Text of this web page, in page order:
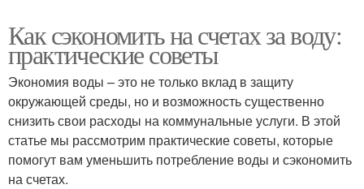
Как сэкономить на счетах за воду:
практические советы
Экономия воды – это не только вклад в защиту
окружающей среды, но и возможность существенно
снизить свои расходы на коммунальные услуги. В этой
статье мы рассмотрим практические советы, которые
помогут вам уменьшить потребление воды и сэкономить
на счетах.